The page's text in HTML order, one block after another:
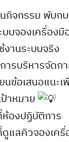
นกิจกรรม พับก
บบจองเครื่อง
งานระบบจริง
ารบริหารจัดก
นข้อเสนอแน
าหมาย
ห้องปฏิบัติการ
ดูแลคิวจองเค